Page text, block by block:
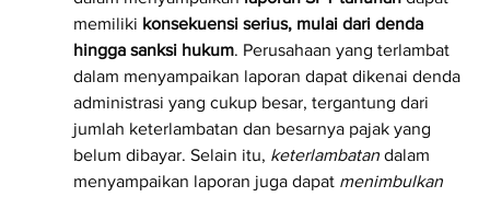
memiliki konsekuensi serius, mulai dari denda
hingga sanksi hukum. Perusahaan yang terlambat
dalam menyampaikan laporan dapat dikenai denda
administrasi yang cukup besar, tergantung dari
jumlah keterlambatan dan besarnya pajak yang
belum dibayar. Selain itu, keterlambatan dalam
menyampaikan laporan juga dapat menimbulkan